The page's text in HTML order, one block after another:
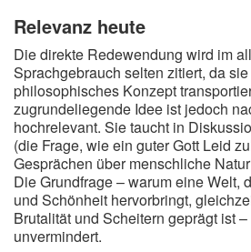
Relevanz heute
Die direkte Redewendung wird im
Sprachgebrauch selten zitiert, da
philosophisches Konzept
zugrundeliegende Idee ist jedoch
hochrelevant. Sie taucht in
(die Frage, wie ein guter Gott Leid
Gesprächen über menschliche
Die Grundfrage – warum eine Welt,
und Schönheit hervorbringt,
Brutalität und Scheitern geprägt ist
unvermindert.